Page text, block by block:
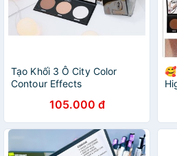
Tạo Khối 3 Ô City Color
Contour Effects
105.000 đ